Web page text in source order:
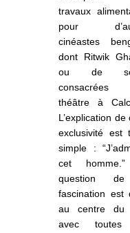
travaux
pour
cinéastes
dont Ritwik
ou de
théâtre à
L’explication de
exclusivité est
simple :
cet
question
fascination est
au centre du
avec